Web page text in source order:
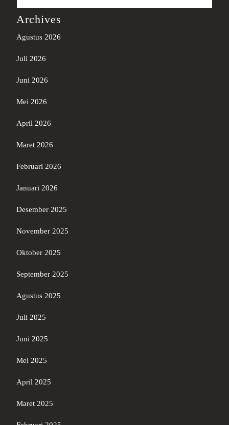
Archives
Agustus 2026
Juli 2026
Juni 2026
Mei 2026
April 2026
Maret 2026
Februari 2026
Januari 2026
Desember 2025
November 2025
Oktober 2025
September 2025
Agustus 2025
Juli 2025
Juni 2025
Mei 2025
April 2025
Maret 2025